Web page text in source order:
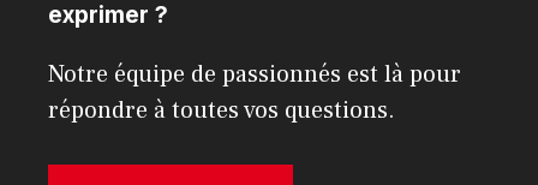
exprimer ?
Notre équipe de passionnés est là pour
répondre à toutes vos questions.